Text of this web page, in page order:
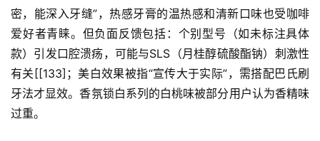
密，能深入牙缝”，热感牙膏的温热感和清新口味也受咖啡
爱好者青睐。但负面反馈包括：个别型号（如未标注具体
款）引发口腔溃疡，可能与SLS（月桂醇硫酸酯钠）刺激性
有关[[133]；美白效果被指“宣传大于实际”，需搭配巴氏刷
牙法才显效。香氛锁白系列的白桃味被部分用户认为香精味
过重。